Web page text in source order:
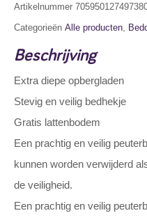
Artikelnummer
Categorieën Alle producten,
Beschrijving
Extra diepe opbergladen
Stevig en veilig bedhekje
Gratis lattenbodem
Een prachtig en veilig
kunnen worden verwijderd
de veiligheid.
Een prachtig en veilig